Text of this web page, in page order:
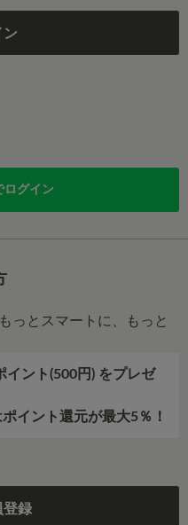
ン
ログイン
っとスマートに、もっと
イント(500円) をプレゼ
イント還元が最大5％！
登録